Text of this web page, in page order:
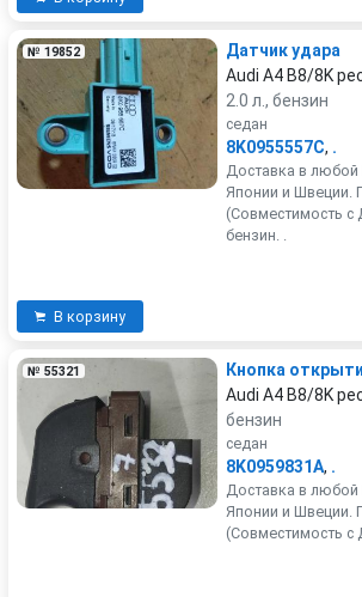
№ 19852
Датчик удара
Audi A4 B8/8K
2.0 л., бензин
седан
8K0955557C, .
Доставка в любой
Японии и Швеции.
(Совместимость с
бензин. .
В корзину
№ 55321
Кнопка
Audi A4 B8/8K
бензин
седан
8K0959831A, .
Доставка в любой
Японии и Швеции.
(Совместимость с